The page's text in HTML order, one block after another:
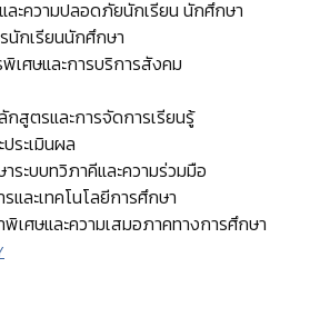
ละความปลอดภัยนักเรียน นักศึกษา
นักเรียนนักศึกษา
เศษและการบริการสังคม
สูตรและการจัดการเรียนรู้
ระเมินผล
ระบบทวิภาคีและความร่วมมือ
และเทคโนโลยีการศึกษา
เศษและความเสมอภาคทางการศึกษา